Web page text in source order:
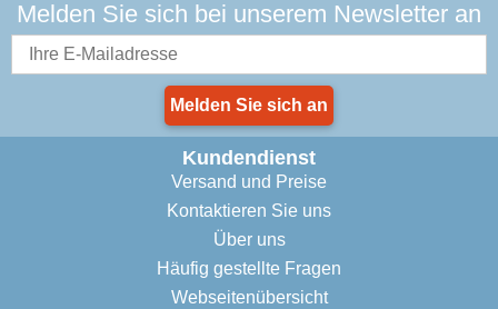
Melden Sie sich bei unserem Newsletter an
Melden Sie sich an
Kundendienst
Versand und Preise
Kontaktieren Sie uns
Über uns
Häufig gestellte Fragen
Webseitenübersicht